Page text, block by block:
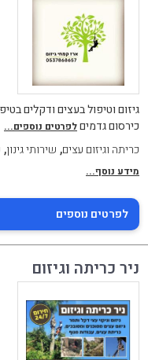
גיזום וטיפול בעצים ודקלים
כירסום גדמיםלפרטים נוספים...
כריתה וגיזום עצים, שירותי גינון,
מידע נוסף...
לפרטים נוספים
ניר כריתה וגיזום